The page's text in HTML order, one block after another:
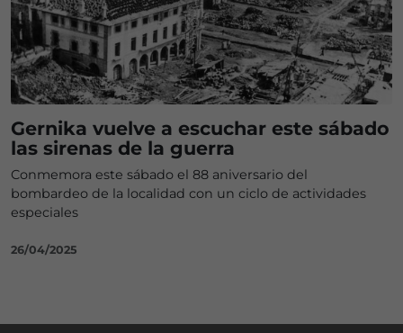
Gernika vuelve a escuchar este sábado
las sirenas de la guerra
Conmemora este sábado el 88 aniversario del
bombardeo de la localidad con un ciclo de actividades
especiales
26/04/2025